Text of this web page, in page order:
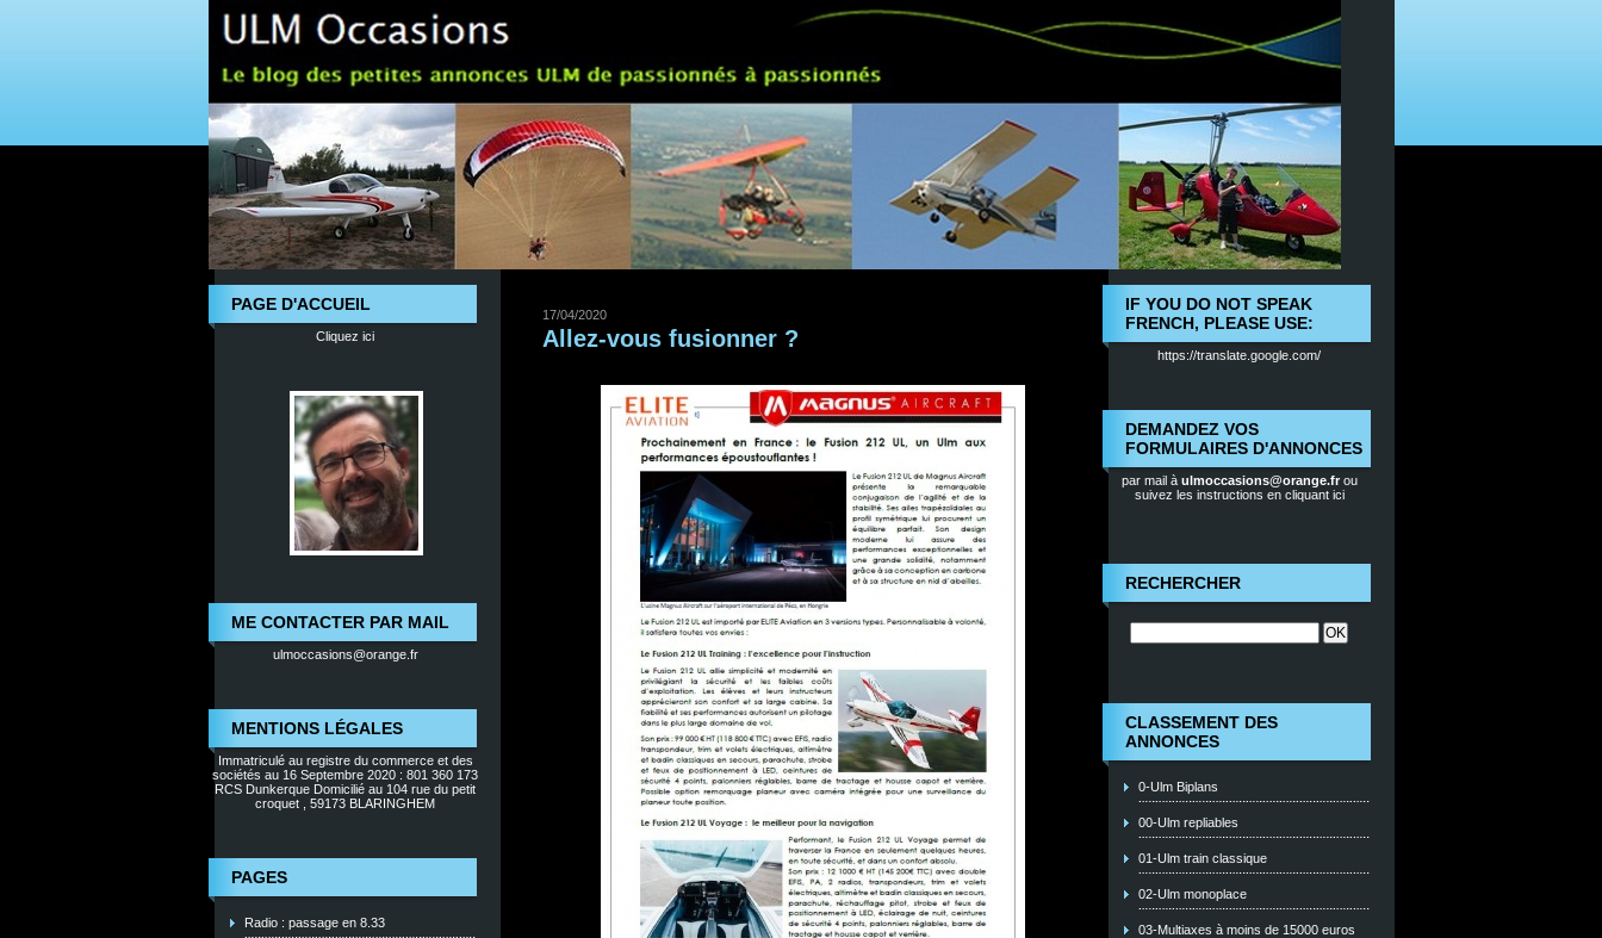
PAGE D'ACCUEIL
Cliquez ici
ME CONTACTER PAR MAIL
ulmoccasions@orange.fr
MENTIONS LÉGALES
Immatriculé au registre du commerce et des
sociétés au 16 Septembre 2020 : 801 360 173
RCS Dunkerque Domicilié au 104 rue du petit
croquet , 59173 BLARINGHEM
PAGES
Radio : passage en 8.33
IF YOU DO NOT SPEAK
FRENCH, PLEASE USE:
https://translate.google.com/
DEMANDEZ VOS
FORMULAIRES D'ANNONCES
par mail à ulmoccasions@orange.frou
suivez les instructions en cliquant ici
RECHERCHER
CLASSEMENT DES
ANNONCES
0-Ulm Biplans
00-Ulm repliables
01-Ulm train classique
02-Ulm monoplace
03-Multiaxes à moins de 15000 euros
17/04/2020
Allez-vous fusionner ?